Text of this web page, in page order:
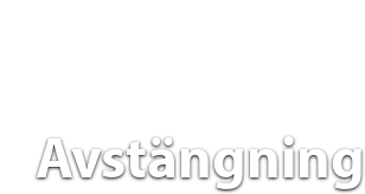
Avstängning